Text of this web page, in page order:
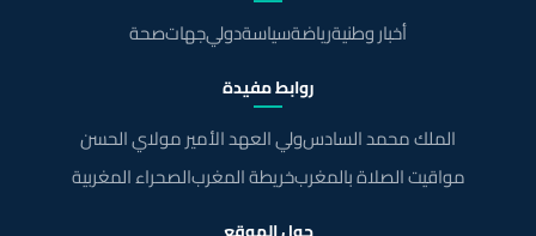
أخبار وطنيةرياضةسياسةدوليجهاتصحة
روابط مفيدة
الملك محمد السادسولي العهد الأمير مولاي الحسن
مواقيت الصلاة بالمغربخريطة المغربالصحراء المغربية